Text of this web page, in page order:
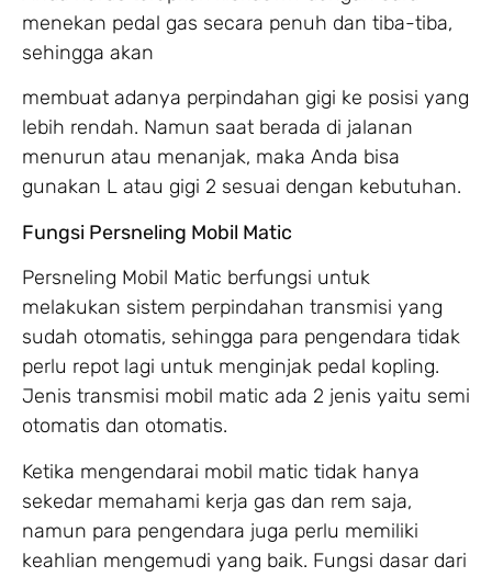
menekan pedal gas secara penuh dan tiba-tiba,
sehingga akan
membuat adanya perpindahan gigi ke posisi yang
lebih rendah. Namun saat berada di jalanan
menurun atau menanjak, maka Anda bisa
gunakan L atau gigi 2 sesuai dengan kebutuhan.
Fungsi Persneling Mobil Matic
Persneling Mobil Matic berfungsi untuk
melakukan sistem perpindahan transmisi yang
sudah otomatis, sehingga para pengendara tidak
perlu repot lagi untuk menginjak pedal kopling.
Jenis transmisi mobil matic ada 2 jenis yaitu semi
otomatis dan otomatis.
Ketika mengendarai mobil matic tidak hanya
sekedar memahami kerja gas dan rem saja,
namun para pengendara juga perlu memiliki
keahlian mengemudi yang baik. Fungsi dasar dari